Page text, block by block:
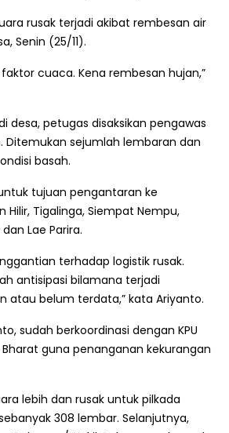
rusak terjadi akibat rembesan air
Senin (25/11).
cuaca. Kena rembesan hujan,”
desa, petugas disaksikan pengawas
Ditemukan sejumlah lembaran dan
basah.
tujuan pengantaran ke
Hilir, Tigalinga, Siempat Nempu,
Lae Parira.
terhadap logistik rusak.
antisipasi bilamana terjadi
atau belum terdata,” kata Ariyanto.
sudah berkoordinasi dengan KPU
Bharat guna penanganan kekurangan
lebih dan rusak untuk pilkada
308 lembar. Selanjutnya,